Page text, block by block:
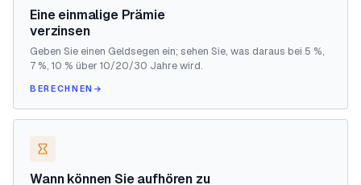
Eine einmalige Prämie
verzinsen
Geben Sie einen Geldsegen ein; sehen Sie, was daraus bei 5 %,
7 %, 10 % über 10/20/30 Jahre wird.
BERECHNEN →
Wann können Sie aufhören zu